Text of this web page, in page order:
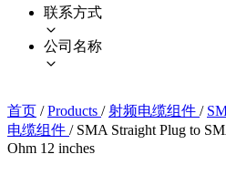
联系方式
公司名称
首页 / Products / 射频电缆组件 /
电缆组件 / SMA Straight Plug to
Ohm 12 inches